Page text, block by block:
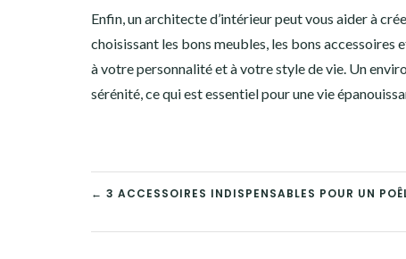
Enfin, un architecte d’intérieur peut vous aider à
choisissant les bons meubles, les bons
à votre personnalité et à votre style de vie. Un
sérénité, ce qui est essentiel pour une vie
NAVIGATION
DE
← 3 ACCESSOIRES INDISPENSABLES POUR UN